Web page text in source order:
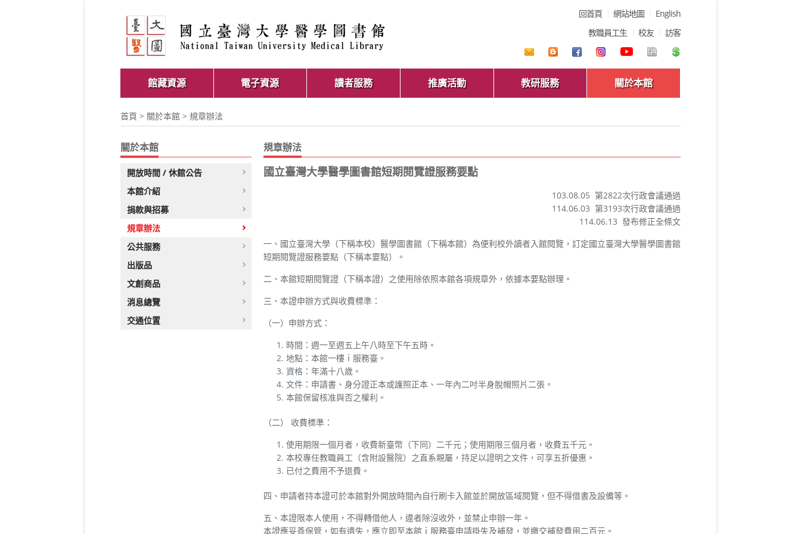
回首頁 網站地圖
English
教職員工生
校友 訪客
館藏資源 電子資源 讀者服務 推廣活動 教研服務 關於本館
首頁 > 關於本館 > 規章辦法
關於本館
開放時間 / 休館公告
本館介紹
捐款與招募
規章辦法
公共服務
出版品
文創商品
消息總覽
交通位置
規章辦法
國立臺灣大學醫學圖書館短期閱覽證服務要點
103.08.05 第2822次行政會議通過
114.06.03 第3193次行政會議通過
114.06.13 發布修正全條文
一、國立臺灣大學（下稱本校）醫學圖書館（下稱本館）為便利校外讀者入館閱覽，訂定國立臺灣大學醫學圖書館
短期閱覽證服務要點（下稱本要點）。
二、本館短期閱覽證（下稱本證）之使用除依照本館各項規章外，依據本要點辦理。
三、本證申辦方式與收費標準：
（一）申辦方式：
時間：週一至週五上午八時至下午五時。
地點：本館一樓ｉ服務臺。
資格：年滿十八歲。
文件：申請書、身分證正本或護照正本、一年內二吋半身脫帽照片二張。
本館保留核准與否之權利。
（二） 收費標準：
使用期限一個月者，收費新臺幣（下同）二千元；使用期限三個月者，收費五千元。
本校專任教職員工（含附設醫院）之直系親屬，持足以證明之文件，可享五折優惠。
已付之費用不予退費。
四、申請者持本證可於本館對外開放時間內自行刷卡入館並於開放區域閱覽，但不得借書及設備等。
五、本證限本人使用，不得轉借他人，違者除沒收外，並禁止申辦一年。
本證應妥善保管，如有遺失，應立即至本館ｉ服務臺申請掛失及補發，並繳交補發費用二百元。